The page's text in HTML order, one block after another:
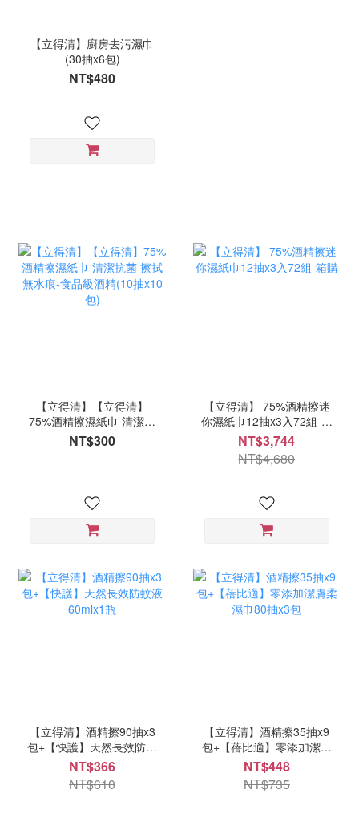
【立得清】廚房去污濕巾
(30抽x6包)
NT$480
【立得清】【立得清】
75%酒精擦濕紙巾 清潔抗
菌 擦拭無水痕-食品級酒精
(10抽x10包)
NT$300
【立得清】 75%酒精擦迷
你濕紙巾12抽x3入72組-箱
購
NT$3,744
NT$4,680
【立得清】酒精擦90抽x3
包+【快護】天然長效防蚊
液60mlx1瓶
NT$366
NT$610
【立得清】酒精擦35抽x9
包+【蓓比適】零添加潔膚
柔濕巾80抽x3包
NT$448
NT$735